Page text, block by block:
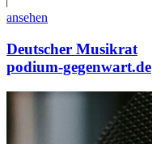
ansehen
Deutscher Musikrat
podium-gegenwart.de